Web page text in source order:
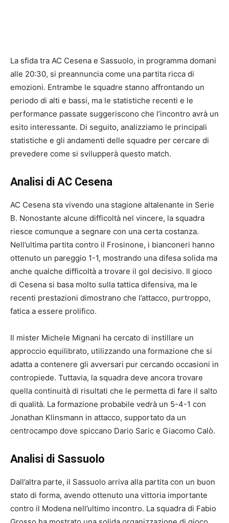
La sfida tra AC Cesena e Sassuolo, in programma domani
alle 20:30, si preannuncia come una partita ricca di
emozioni. Entrambe le squadre stanno affrontando un
periodo di alti e bassi, ma le statistiche recenti e le
performance passate suggeriscono che l’incontro avrà un
esito interessante. Di seguito, analizziamo le principali
statistiche e gli andamenti delle squadre per cercare di
prevedere come si svilupperà questo match.
Analisi di AC Cesena
AC Cesena sta vivendo una stagione altalenante in Serie
B. Nonostante alcune difficoltà nel vincere, la squadra
riesce comunque a segnare con una certa costanza.
Nell’ultima partita contro il Frosinone, i bianconeri hanno
ottenuto un pareggio 1-1, mostrando una difesa solida ma
anche qualche difficoltà a trovare il gol decisivo. Il gioco
di Cesena si basa molto sulla tattica difensiva, ma le
recenti prestazioni dimostrano che l’attacco, purtroppo,
fatica a essere prolifico.
Il mister Michele Mignani ha cercato di instillare un
approccio equilibrato, utilizzando una formazione che si
adatta a contenere gli avversari pur cercando occasioni in
contropiede. Tuttavia, la squadra deve ancora trovare
quella continuità di risultati che le permetta di fare il salto
di qualità. La formazione probabile vedrà un 5-4-1 con
Jonathan Klinsmann in attacco, supportato da un
centrocampo dove spiccano Dario Saric e Giacomo Calò.
Analisi di Sassuolo
Dall’altra parte, il Sassuolo arriva alla partita con un buon
stato di forma, avendo ottenuto una vittoria importante
contro il Modena nell’ultimo incontro. La squadra di Fabio